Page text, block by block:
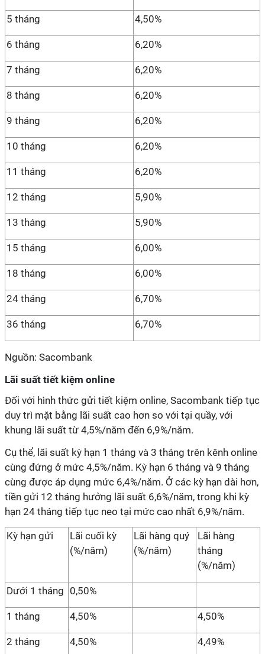
5 tháng 4,50%
6 tháng 6,20%
7 tháng 6,20%
8 tháng 6,20%
9 tháng 6,20%
10 tháng 6,20%
11 tháng 6,20%
12 tháng 5,90%
13 tháng 5,90%
15 tháng 6,00%
18 tháng 6,00%
24 tháng 6,70%
36 tháng 6,70%
Nguồn: Sacombank
Lãi suất tiết kiệm online
Đối với hình thức gửi tiết kiệm online, Sacombank tiếp tục
duy trì mặt bằng lãi suất cao hơn so với tại quầy, với
khung lãi suất từ 4,5%/năm đến 6,9%/năm.
Cụ thể, lãi suất kỳ hạn 1 tháng và 3 tháng trên kênh online
cùng đứng ở mức 4,5%/năm. Kỳ hạn 6 tháng và 9 tháng
cùng được áp dụng mức 6,4%/năm. Ở các kỳ hạn dài hơn,
tiền gửi 12 tháng hưởng lãi suất 6,6%/năm, trong khi kỳ
hạn 24 tháng tiếp tục neo tại mức cao nhất 6,9%/năm.
Kỳ hạn gửi
Lãi cuối kỳ
(%/năm)
Lãi hàng quý
(%/năm)
Lãi hàng
tháng
(%/năm)
Dưới 1 tháng 0,50%
1 tháng 4,50% 4,50%
2 tháng 4,50% 4,49%